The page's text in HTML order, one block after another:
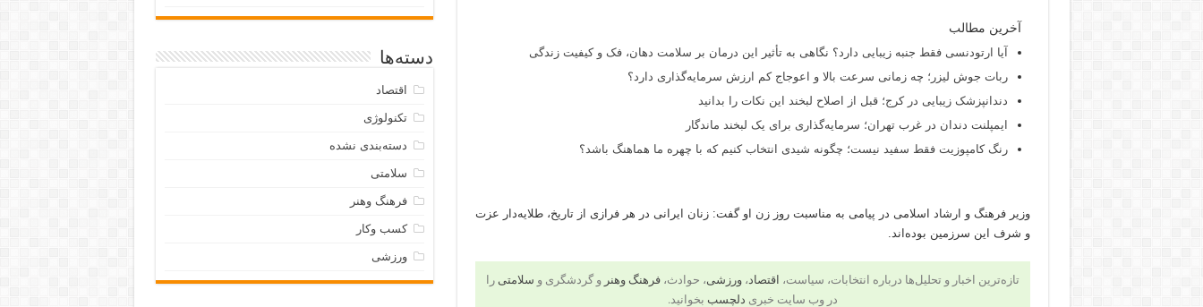
آخرین مطالب
آیا ارتودنسی فقط جنبه زیبایی دارد؟ نگاهی به تأثیر این درمان بر سلامت دهان، فک و کیفیت زندگی
ربات جوش لیزر؛ چه زمانی سرعت بالا و اعوجاج کم ارزش سرمایه‌گذاری دارد؟
دندانپزشک زیبایی در کرج؛ قبل از اصلاح لبخند این نکات را بدانید
ایمپلنت دندان در غرب تهران؛ سرمایه‌گذاری برای یک لبخند ماندگار
رنگ کامپوزیت فقط سفید نیست؛ چگونه شیدی انتخاب کنیم که با چهره ما هماهنگ باشد؟
وزیر فرهنگ و ارشاد اسلامی در پیامی به مناسبت روز زن او گفت: زنان ایرانی در هر فرازی از تاریخ، طلایه‌دار عزت
و شرف این سرزمین بوده‌اند.
تازه‌ترین اخبار و تحلیل‌ها درباره انتخابات، سیاست، اقتصاد،ورزشی، حوادث،فرهنگ وهنر و گردشگری و سلامتی را
در وب سایت خبری دلچسب بخوانید.
دسته‌ها
اقتصاد
تکنولوژی
دسته‌بندی نشده
سلامتی
فرهنگ وهنر
کسب وکار
ورزشی